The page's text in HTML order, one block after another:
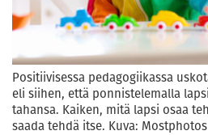
Positiivisessa pedagogiikassa
eli siihen, että ponnistelemalla
tahansa. Kaiken, mitä lapsi osaa
saada tehdä itse. Kuva: Mostphotos